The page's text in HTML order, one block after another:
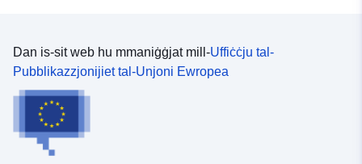
Jikkonforma ma':
Riżorsa:
http://data.europa.eu/eli/reg/2009/
uriRef:
Dan is-sit web hu mmaniġġjat mill-Uffiċċju tal-
Pubblikazzjonijiet tal-Unjoni Ewropea